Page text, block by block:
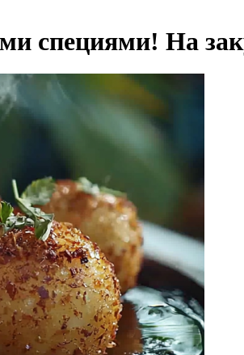
специями! На